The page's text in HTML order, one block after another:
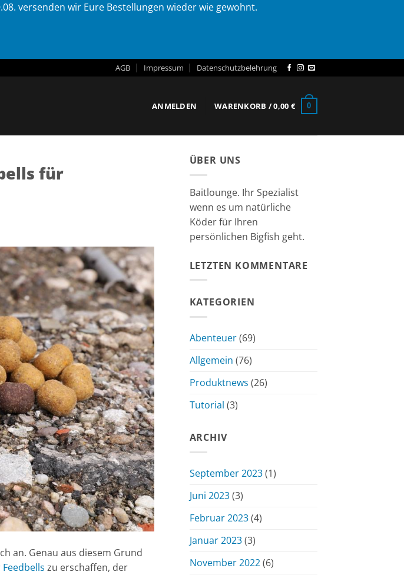
versenden wir Eure Bestellungen wieder wie gewohnt.
AGB Impressum Datenschutzbelehrung
ANMELDEN WARENKORB /0,00 € 0
für
an. Genau aus diesem Grund
Feedbells zu erschaffen, der
ÜBER UNS
Baitlounge. Ihr Spezialist
wenn es um natürliche
Köder für Ihren
persönlichen Bigfish geht.
LETZTEN KOMMENTARE
KATEGORIEN
Abenteuer(69)
Allgemein (76)
Produktnews (26)
Tutorial (3)
ARCHIV
September 2023(1)
Juni 2023(3)
Februar 2023(4)
Januar 2023(3)
November 2022(6)